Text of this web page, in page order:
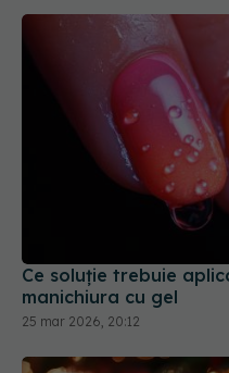
Ce soluție trebuie
manichiura cu gel
25 mar 2026, 20:12